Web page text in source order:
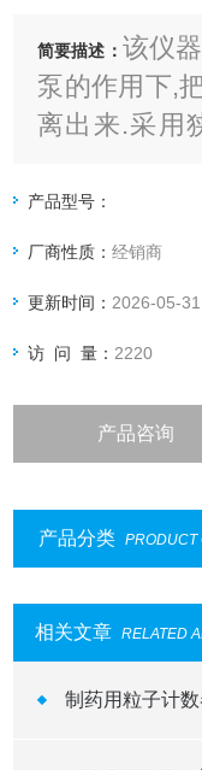
简要描述： 该仪
泵的作用下,
离出来.采用
的园环上,经
菌.
产品型号：
厂商性质：经销商
更新时间： 2026-05-31
访 问 量： 2220
产品咨询
产品分类 PRODUCT
相关文章 RELATED
制药用粒子计